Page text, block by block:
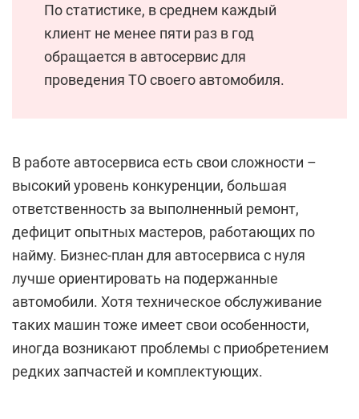
По статистике, в среднем каждый
клиент не менее пяти раз в год
обращается в автосервис для
проведения ТО своего автомобиля.
В работе автосервиса есть свои сложности –
высокий уровень конкуренции, большая
ответственность за выполненный ремонт,
дефицит опытных мастеров, работающих по
найму. Бизнес-план для автосервиса с нуля
лучше ориентировать на подержанные
автомобили. Хотя техническое обслуживание
таких машин тоже имеет свои особенности,
иногда возникают проблемы с приобретением
редких запчастей и комплектующих.